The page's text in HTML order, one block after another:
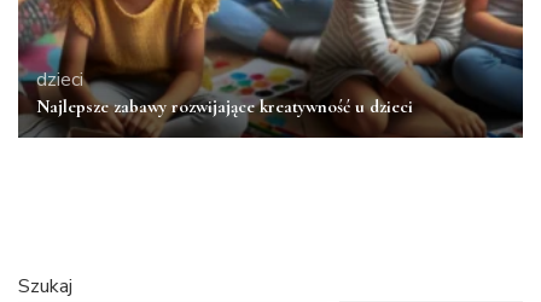
dzieci
Najlepsze zabawy rozwijające kreatywność u dzieci
Szukaj